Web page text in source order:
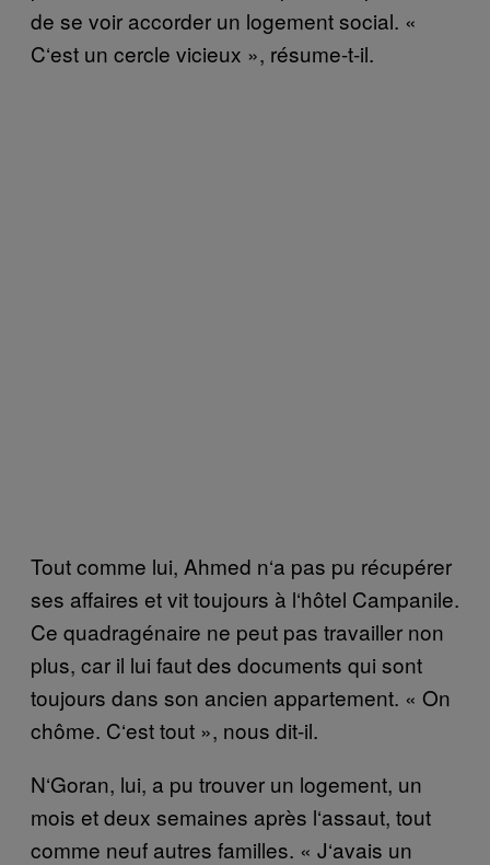
de se voir accorder un logement social. «
C‘est un cercle vicieux », résume-t-il.
Tout comme lui, Ahmed n‘a pas pu récupérer
ses affaires et vit toujours à l‘hôtel Campanile.
Ce quadragénaire ne peut pas travailler non
plus, car il lui faut des documents qui sont
toujours dans son ancien appartement. « On
chôme. C‘est tout », nous dit-il.
N‘Goran, lui, a pu trouver un logement, un
mois et deux semaines après l‘assaut, tout
comme neuf autres familles. « J‘avais un